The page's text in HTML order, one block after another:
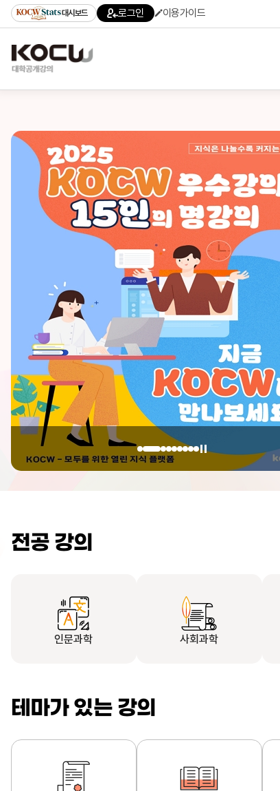
대시보드 로그인 이용가이드
전공 강의
인문과학 사회과학
테마가 있는 강의